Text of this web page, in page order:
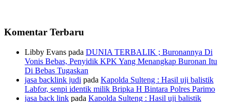
Komentar Terbaru
Libby Evans pada DUNIA TERBALIK ; Buronannya Di
Vonis Bebas, Penyidik KPK Yang Menangkap Buronan Itu
Di Bebas Tugaskan
jasa backlink judi pada Kapolda Sulteng : Hasil uji balistik
Labfor, senpi identik milik Bripka H Bintara Polres Parimo
jasa back link pada Kapolda Sulteng : Hasil uji balistik